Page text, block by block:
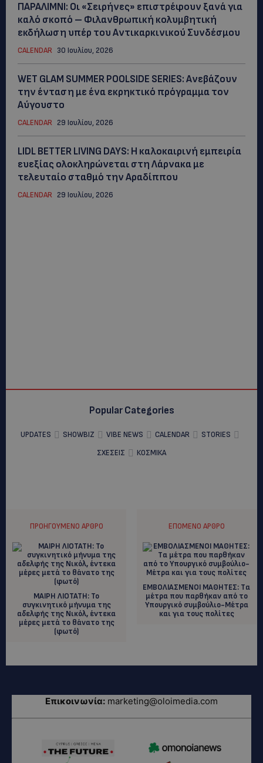
ΠΑΡΑΛΙΜΝΙ: Οι «Σειρήνες» επιστρέφουν ξανά για
καλό σκοπό – Φιλανθρωπική κολυμβητική
εκδήλωση υπέρ του Αντικαρκινικού Συνδέσμου
CALENDAR 30 Ιουλίου, 2026
WET GLAM SUMMER POOLSIDE SERIES: Ανεβάζουν
την ένταση με ένα εκρηκτικό πρόγραμμα τον
Αύγουστο
CALENDAR 29 Ιουλίου, 2026
LIDL BETTER LIVING DAYS: Η καλοκαιρινή εμπειρία
ευεξίας ολοκληρώνεται στη Λάρνακα με
τελευταίο σταθμό την Αραδίππου
CALENDAR 29 Ιουλίου, 2026
Popular Categories
UPDATES SHOWBIZ VIBE NEWS CALENDAR
STORIES
ΣΧΕΣΕΙΣ
ΚΟΣΜΙΚΑ
ΠΡΟΗΓΟΎΜΕΝΟ ΆΡΘΡΟ
MAIΡΗ ΛΙΟΤΑΤΗ: To
συγκινητικό μήνυμα της
αδελφής της Νικόλ, έντεκα
μέρες μετά το θάνατο της
(φωτό)
ΕΠΌΜΕΝΟ ΆΡΘΡΟ
ΕΜΒΟΛΙΑΣΜΕΝΟΙ ΜΑΘΗΤΕΣ: Tα
μέτρα που παρθήκαν από το
Υπουργικό συμβούλιο-Μέτρα
και για τους πολίτες
Επικοινωνία: marketing@oloimedia.com